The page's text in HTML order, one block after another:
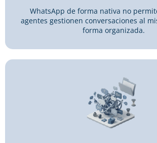
WhatsApp de forma nativa no
agentes gestionen conversaciones al
forma organizada.